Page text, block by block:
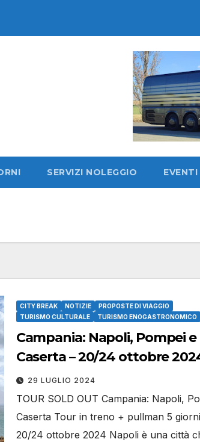
SERVIZI NOLEGGIO EVENTI
CITY BREAK NOTIZIE
PROPOSTE DI VIAGGIO
TURISMO CULTURALE
TURISMO ENOGASTRONOMICO
Campania: Napoli, Pompei e
Caserta – 20/24 ottobre
29 LUGLIO 2024
TOUR SOLD OUT Campania: Napoli,
Caserta Tour in treno + pullman 5
20/24 ottobre 2024 Napoli è una città